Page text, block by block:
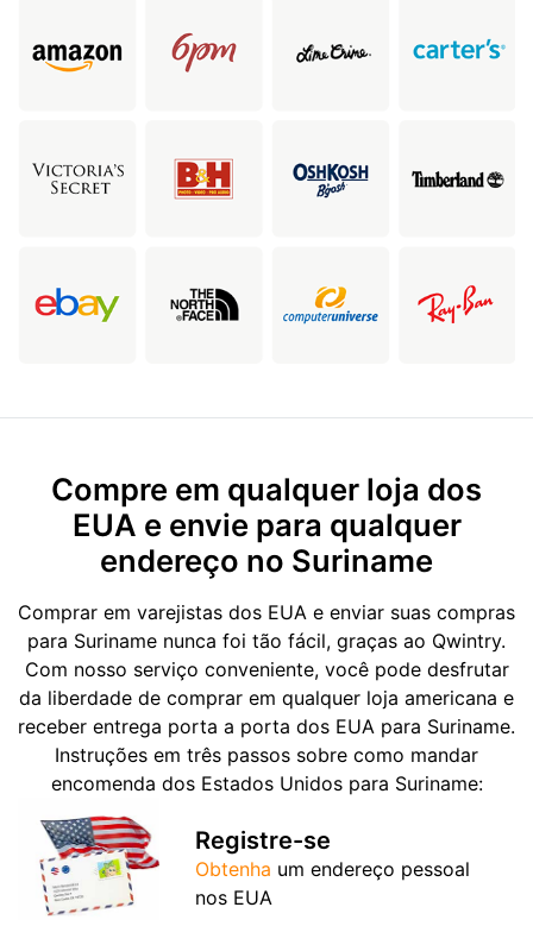
Compre em qualquer loja dos
EUA e envie para qualquer
endereço no Suriname
Comprar em varejistas dos EUA e enviar suas compras
para Suriname nunca foi tão fácil, graças ao Qwintry.
Com nosso serviço conveniente, você pode desfrutar
da liberdade de comprar em qualquer loja americana e
receber entrega porta a porta dos EUA para Suriname.
Instruções em três passos sobre como mandar
encomenda dos Estados Unidos para Suriname:
Registre-se
Obtenha um endereço pessoal
nos EUA